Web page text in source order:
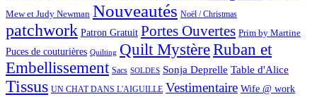
Mew et Judy Newman Nouveautés Noël / Christmas
patchwork Patron Gratuit Portes Ouvertes Prim by Martine
Puces de couturières Quilting Quilt MystèreRuban et
Embellissement Sacs SOLDES Sonja Deprelle Table d'Alice
Tissus UN CHAT DANS L'AIGUILLE Vestimentaire Wife @ work